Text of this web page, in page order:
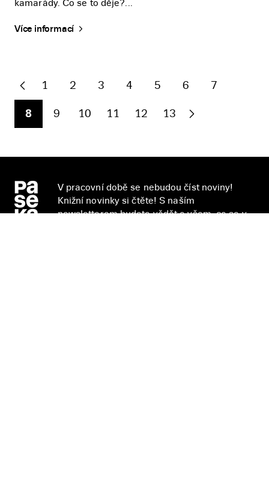
kamarády. Co se to děje?...
Více informací
1 2 3 4 5 6 7
8 9 10 11 12 13
V pracovní době se nebudou číst noviny!
Knižní novinky si čtěte! S naším
newsletterem budete vědět o všem, co se v